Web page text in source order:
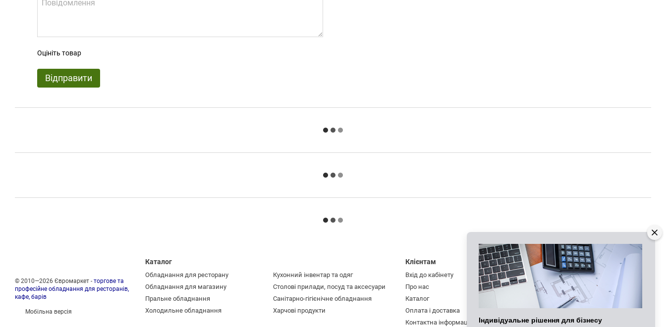
Оцініть товар
Відправити
© 2010—2026 Євромаркет - торгове та
професійне обладнання для ресторанів,
кафе, барів
Мобільна версія
Каталог
Обладнання для ресторану
Обладнання для магазину
Пральне обладнання
Холодильне обладнання
Кухонний інвентар та одяг
Столові прилади, посуд та аксесуари
Санітарно-гігієнічне обладнання
Харчові продукти
Клієнтам
Вхід до кабінету
Про нас
Каталог
Оплата і доставка
Контактна інформація
Контактна інформація
066 625-20-86
050 334-58-25
Передзвонити вам?
Viber
Індивідуальне рішення для бізнесу